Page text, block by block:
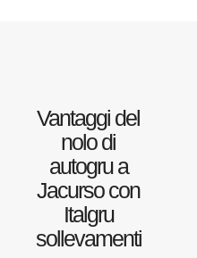
Vantaggi del
nolo di
autogru a
Jacurso con
Italgru
sollevamenti